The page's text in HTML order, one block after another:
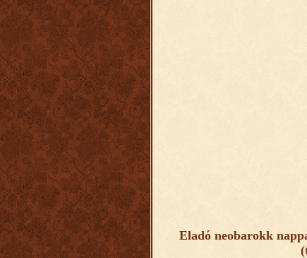
Eladó neobarokk